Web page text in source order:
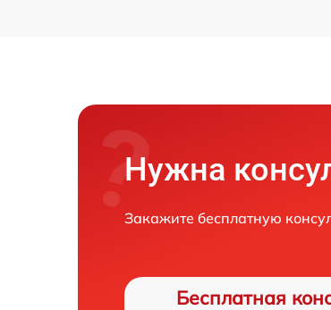
Нужна
Закажите бесплатную
Бесплатная